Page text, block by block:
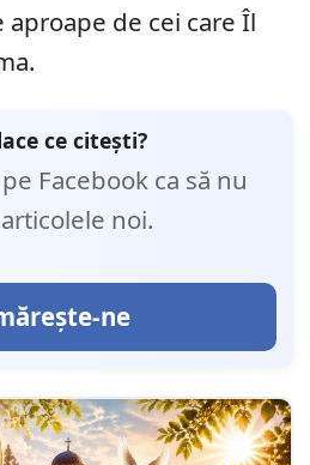
de cei care Îl
ce citești?
Facebook ca să nu
noi.
ne